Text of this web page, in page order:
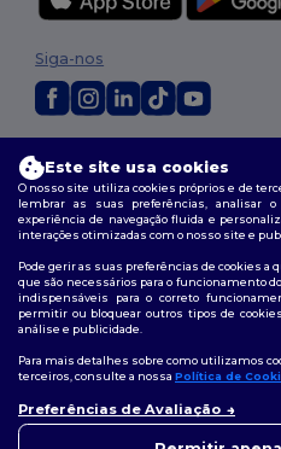
Termos e Condições |Política de
|Política de cookies|Mapa do Site
Siga-nos
Este site usa cookies
O nosso site utiliza cookies próprios e de
lembrar as suas preferências, analisar
experiência de navegação fluida e
interações otimizadas com o nosso site e
Pode gerir as suas preferências de cookies a
que são necessários para o funcionamento
indispensáveis para o correto
permitir ou bloquear outros tipos de
análise e publicidade.
Para mais detalhes sobre como utilizamos
terceiros, consulte a nossa Política de
Preferências de Avaliação